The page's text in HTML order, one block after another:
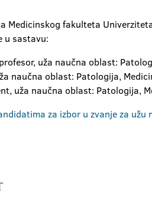
Medicinskog fakulteta
u sastavu:
uža naučna oblast:
naučna oblast: Patologija,
uža naučna oblast: Patologija,
za izbor u zvanje za